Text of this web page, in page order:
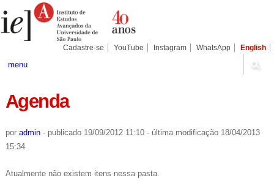
para
conteúdo.
Pessoais
Cadastre-se YouTube Instagram WhatsApp English
menu
Agenda
por admin - publicado19/09/2012 11:10 - última modificação18/04/2013
15:34
Atualmente não existem itens nessa pasta.